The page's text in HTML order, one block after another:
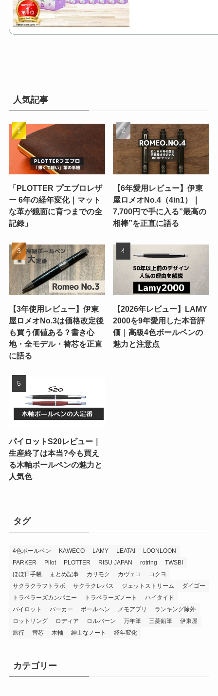
人気記事
「PLOTTER プエブロレザ
ー 6年の経年変化｜マット
な革が鏡面に育つまでの全
記録」
【6年愛用レビュー】伊東
屋ロメオNo.4（4in1）｜
7,700円で手に入る”最高の
相棒”を正直に語る
【3年使用レビュー】伊東
屋ロメオNo.3は価格改定後
も買う価値ある？書き心
地・全モデル・替芯を正直
に語る
【2026年レビュー】LAMY
2000を9年愛用した本音評
価｜高級4色ボールペンの
魅力と注意点
パイロットS20レビュー｜
生産終了は本当?今も買え
る木軸ボールペンの魅力と
人気色
タグ
4色ボールペン KAWECO LAMY LEATAI
LOONLOON
PARKER
Pilot PLOTTER RISU JAPAN rotring
TWSBI
ほぼ日手帳
まとめ記事 カリモク カヴェコ
コクヨ
サクラクラフトラボ
サクラクレパス ジェットストリーム
ダイゴー
トラベラーズカンパニー
トラベラーズノート
ハイタイド
パイロット
パーカー ボールペン メモアプリ
ランキング除外
ロットリング
ロディア ロルバーン 万年筆 三菱鉛筆
伊東屋
旅行
替芯 木軸 紳士なノート 経年変化
カテゴリー